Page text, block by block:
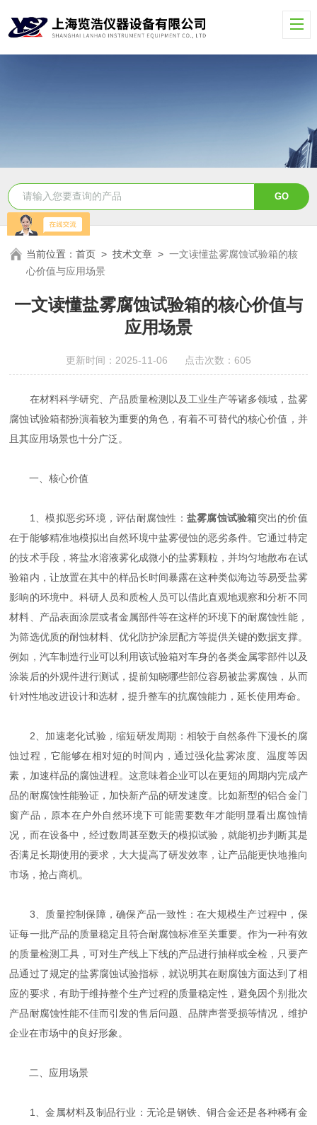
当前位置：首页 >技术文章 >一文读懂盐雾腐蚀试验箱的核
心价值与应用场景
一文读懂盐雾腐蚀试验箱的核心价值与
应用场景
更新时间：2025-11-06 点击次数：605
在材料科学研究、产品质量检测以及工业生产等诸多领域，盐雾
腐蚀试验箱都扮演着较为重要的角色，有着不可替代的核心价值，并
且其应用场景也十分广泛。
一、核心价值
1、模拟恶劣环境，评估耐腐蚀性： 盐雾腐蚀试验箱突出的价值
在于能够精准地模拟出自然环境中盐雾侵蚀的恶劣条件。它通过特定
的技术手段，将盐水溶液雾化成微小的盐雾颗粒，并均匀地散布在试
验箱内，让放置在其中的样品长时间暴露在这种类似海边等易受盐雾
影响的环境中。科研人员和质检人员可以借此直观地观察和分析不同
材料、产品表面涂层或者金属部件等在这样的环境下的耐腐蚀性能，
为筛选优质的耐蚀材料、优化防护涂层配方等提供关键的数据支撑。
例如，汽车制造行业可以利用该试验箱对车身的各类金属零部件以及
涂装后的外观件进行测试，提前知晓哪些部位容易被盐雾腐蚀，从而
针对性地改进设计和选材，提升整车的抗腐蚀能力，延长使用寿命。
2、加速老化试验，缩短研发周期：相较于自然条件下漫长的腐
蚀过程，它能够在相对短的时间内，通过强化盐雾浓度、温度等因
素，加速样品的腐蚀进程。这意味着企业可以在更短的周期内完成产
品的耐腐蚀性能验证，加快新产品的研发速度。比如新型的铝合金门
窗产品，原本在户外自然环境下可能需要数年才能明显看出腐蚀情
况，而在设备中，经过数周甚至数天的模拟试验，就能初步判断其是
否满足长期使用的要求，大大提高了研发效率，让产品能更快地推向
市场，抢占商机。
3、质量控制保障，确保产品一致性：在大规模生产过程中，保
证每一批产品的质量稳定且符合耐腐蚀标准至关重要。作为一种有效
的质量检测工具，可对生产线上下线的产品进行抽样或全检，只要产
品通过了规定的盐雾腐蚀试验指标，就说明其在耐腐蚀方面达到了相
应的要求，有助于维持整个生产过程的质量稳定性，避免因个别批次
产品耐腐蚀性能不佳而引发的售后问题、品牌声誉受损等情况，维护
企业在市场中的良好形象。
二、应用场景
1、金属材料及制品行业：无论是钢铁、铜合金还是各种稀有金